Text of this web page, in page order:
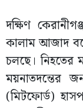
দক্ষিণ
কালাম আজাদ
চলছে। নিহতের
ময়নাতদন্তের
(মিটফোর্ড)